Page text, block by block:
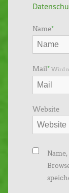
Name*
Mail* Wird
Website